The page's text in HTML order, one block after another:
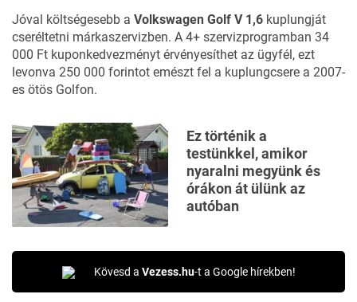
Jóval költségesebb a Volkswagen Golf V 1,6 kuplungját
cseréltetni márkaszervizben. A 4+ szervizprogramban 34
000 Ft kuponkedvezményt érvényesíthet az ügyfél, ezt
levonva 250 000 forintot emészt fel a kuplungcsere a 2007-
es ötös Golfon.
Ez történik a
testünkkel, amikor
nyaralni megyünk és
órákon át ülünk az
autóban
Kövesd a Vezess.hu-t a Google hírekben!